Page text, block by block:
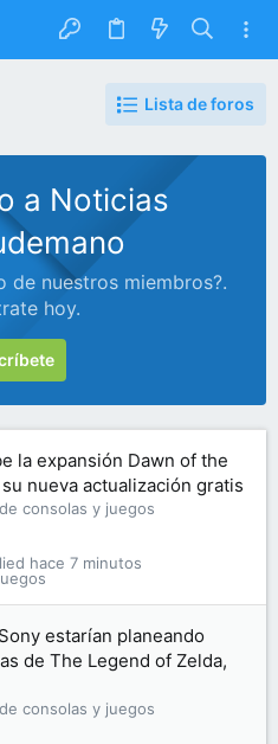
Lista de foros
a Noticias
de nuestros miembros?.
hoy.
la expansión Dawn of the
nueva actualización gratis
consolas y juegos
hace 7 minutos
estarían planeando
de The Legend of Zelda,
consolas y juegos